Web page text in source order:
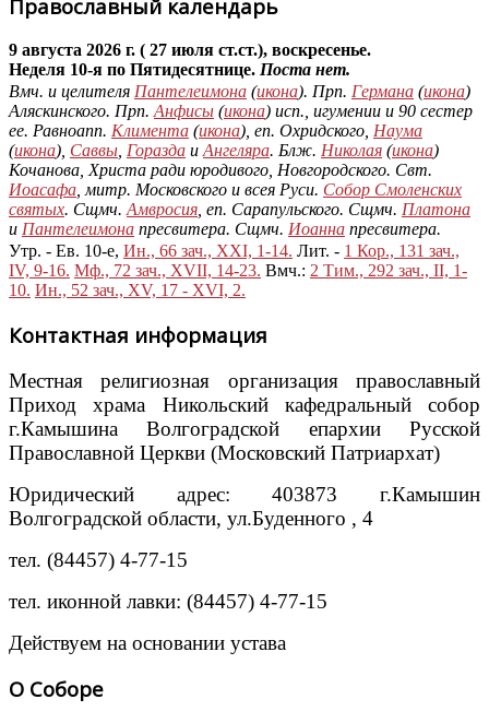
Православный календарь
9 августа 2026 г. ( 27 июля ст.ст.), воскресенье.
Неделя 10-я по Пятидесятнице. Поста нет.
Вмч. и целителя Пантелеимона (икона). Прп. Германа (икона)
Аляскинского. Прп. Анфисы (икона) исп., игумении и 90 сестер
ее. Равноапп. Климента (икона), еп. Охридского, Наума
(икона), Саввы Горазда и Ангеляра. Блж. Николая (икона)
Кочанова, Христа ради юродивого, Новгородского. Свт.
Иоасафа , митр. Московского и всея Руси. Собор Смоленских
святых. Сщмч. Амвросия , еп. Сарапульского. Сщмч. Платона
и Пантелеимона пресвитера. Сщмч. Иоанна пресвитера.
Утр. - Ев. 10-е, Ин., 66 зач., XXI, 1-14. Лит. - 1 Кор., 131 зач.,
IV, 9-16. Мф., 72 зач., XVII, 14-23. Вмч.: 2 Тим., 292 зач., II, 1-
10. Ин., 52 зач., XV, 17 - XVI, 2.
Контактная информация
Местная религиозная организация православный
Приход храма Никольский кафедральный собор
г.Камышина Волгоградской епархии Русской
Православной Церкви (Московский Патриархат)
Юридический адрес: 403873 г.Камышин
Волгоградской области, ул.Буденного , 4
тел. (84457) 4-77-15
тел. иконной лавки: (84457) 4-77-15
Действуем на основании устава
О Соборе